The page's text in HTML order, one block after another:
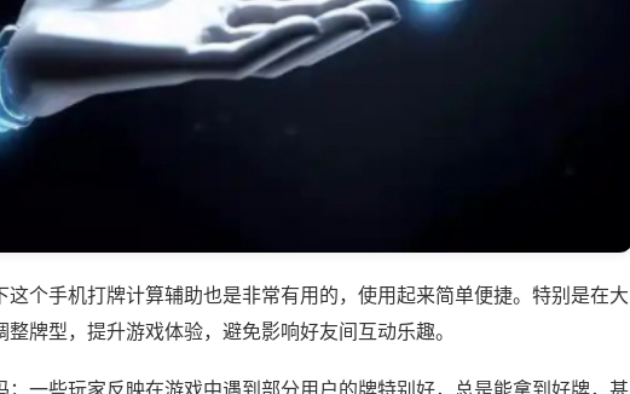
这个手机打牌计算辅助也是非常有用的，使用起来简单便捷。特别是在大
牌型，提升游戏体验，避免影响好友间互动乐趣。
；一些玩家反映在游戏中遇到部分用户的牌特别好，总是能拿到好牌，甚